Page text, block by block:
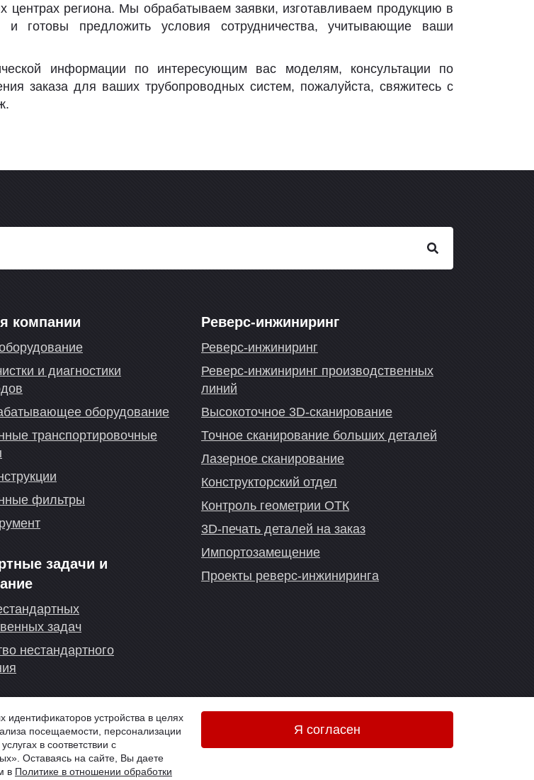
центрах региона. Мы обрабатываем заявки, изготавливаем продукцию в
и готовы предложить условия сотрудничества, учитывающие ваши
информации по интересующим вас моделям, консультации по
заказа для ваших трубопроводных систем, пожалуйста, свяжитесь с
компании
и диагностики
оборудование
транспортировочные
фильтры
задачи и
задач
нестандартного
Реверс-инжиниринг
Реверс-инжиниринг
Реверс-инжиниринг производственных
линий
Высокоточное 3D-сканирование
Точное сканирование больших деталей
Лазерное сканирование
Конструкторский отдел
Контроль геометрии ОТК
3D-печать деталей на заказ
Импортозамещение
Проекты реверс-инжиниринга
Онлайн-консультация
устройства в целях
посещаемости, персонализации
в соответствии с
Оставаясь на сайте, Вы даете
в Политике в отношении обработки
Я согласен